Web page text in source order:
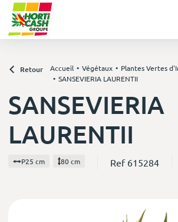
Retour Accueil Végétaux Plantes Vertes
SANSEVIERIA LAURENTII
SANSEVIERIA
LAURENTII
P25 cm 80 cm Ref 615284